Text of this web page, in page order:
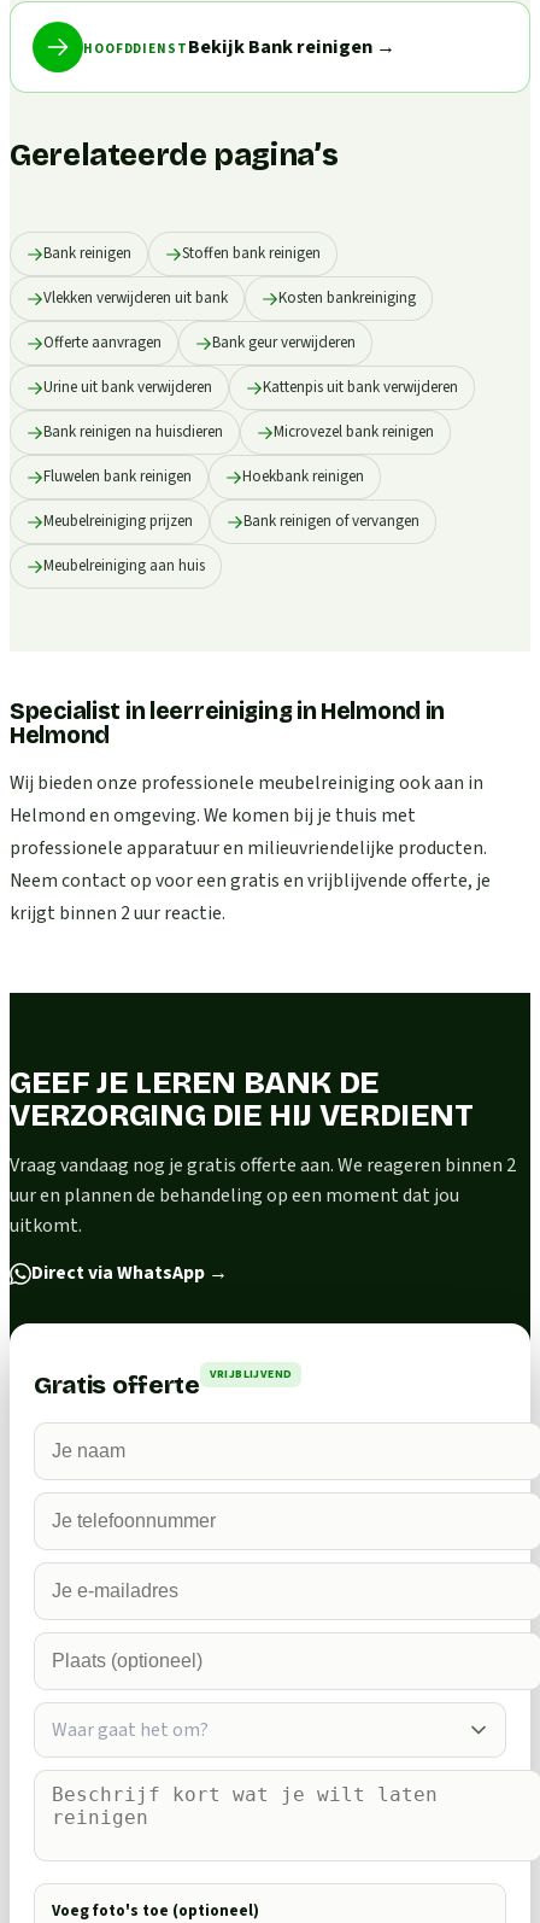
HOOFDDIENST Bekijk Bank reinigen→
Gerelateerde pagina’s
Bank reinigen Stoffen bank reinigen
Vlekken verwijderen uit bank Kosten bankreiniging
Offerte aanvragen Bank geur verwijderen
Urine uit bank verwijderen Kattenpis uit bank verwijderen
Bank reinigen na huisdieren Microvezel bank reinigen
Fluwelen bank reinigen Hoekbank reinigen
Meubelreiniging prijzen Bank reinigen of vervangen
Meubelreiniging aan huis
Specialist in leerreiniging in Helmond in
Helmond
Wij bieden onze professionele meubelreiniging ook aan in
Helmond en omgeving. We komen bij je thuis met
professionele apparatuur en milieuvriendelijke producten.
Neem contact op voor een gratis en vrijblijvende offerte, je
krijgt binnen 2 uur reactie.
GEEF JE LEREN BANK DE
VERZORGING DIE HIJ VERDIENT
Vraag vandaag nog je gratis offerte aan. We reageren binnen 2
uur en plannen de behandeling op een moment dat jou
uitkomt.
Direct via WhatsApp →
Gratis offerte VRIJBLIJVEND
Waar gaat het om?
Voeg foto's toe (optioneel)